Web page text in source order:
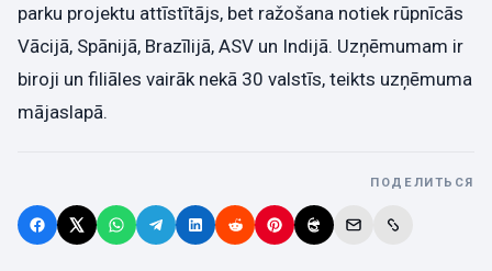
parku projektu attīstītājs, bet ražošana notiek rūpnīcās
Vācijā, Spānijā, Brazīlijā, ASV un Indijā. Uzņēmumam ir
biroji un filiāles vairāk nekā 30 valstīs, teikts uzņēmuma
mājaslapā.
ПОДЕЛИТЬСЯ